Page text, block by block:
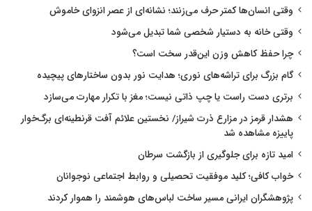
وقتی انسان‌ها کمتر حرف می‌زنند؛ نشانه‌ای از عصر انزوای خاموش
وقتی خانه به دستیار شخصی شما تبدیل می‌شود
چرا حفظ کاهش وزن این‌قدر سخت است؟
گام بزرگ برای تراشه‌های نوری؛ هدایت نور بدون ساختارهای پیچیده
برتری دست راست یا چپ ذاتی نیست؛ مغز با تکرار مهارت می‌سازد
هشدار قرمز در مزارع ذرت شیراز/ نخستین علائم آفت قرنطینه‌ای برگ‌خوار
پاییزه مشاهده شد
امید تازه برای جلوگیری از بازگشت سرطان
خواب کافی؛ کلید موفقیت تحصیلی و روابط اجتماعی نوجوانان
پژوهشگران ایرانی مسیر ساخت لباس‌های هوشمند را هموار کردند